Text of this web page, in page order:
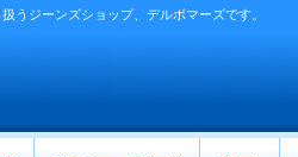
うジーンズショップ、デルボマーズです。